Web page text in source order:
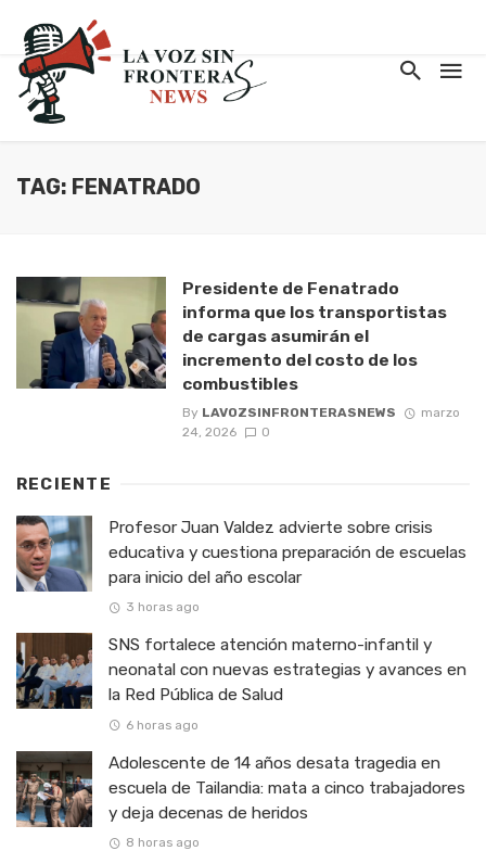
TAG: FENATRADO
Presidente de Fenatrado
informa que los transportistas
de cargas asumirán el
incremento del costo de los
combustibles
By LAVOZSINFRONTERASNEWS
marzo
24, 2026
0
RECIENTE
Profesor Juan Valdez advierte sobre crisis
educativa y cuestiona preparación de escuelas
para inicio del año escolar
3 horas ago
SNS fortalece atención materno-infantil y
neonatal con nuevas estrategias y avances en
la Red Pública de Salud
6 horas ago
Adolescente de 14 años desata tragedia en
escuela de Tailandia: mata a cinco trabajadores
y deja decenas de heridos
8 horas ago